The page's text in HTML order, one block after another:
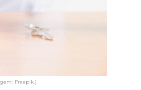
Freepik.)